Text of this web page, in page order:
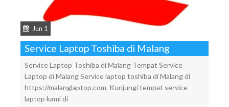
Jun 1
Service Laptop Toshiba di Malang
Service Laptop Toshiba di Malang Tempat Service
Laptop di Malang Service laptop toshiba di Malang di
https://malanglaptop.com. Kunjungi tempat service
laptop kami di